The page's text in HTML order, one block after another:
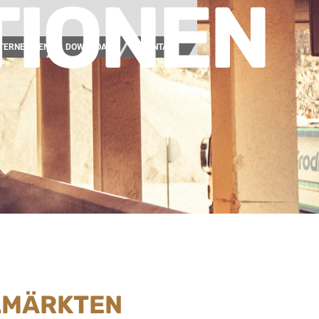
DOWNLOAD KONTAKT